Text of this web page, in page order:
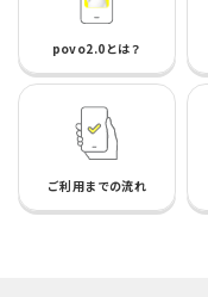
povo2.0とは？
ご利用までの流れ